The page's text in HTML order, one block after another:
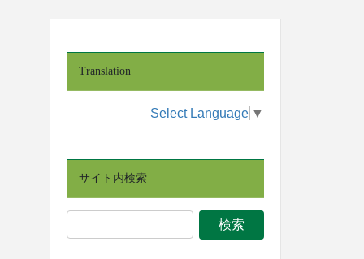
Translation
Select Language ▼
サイト内検索